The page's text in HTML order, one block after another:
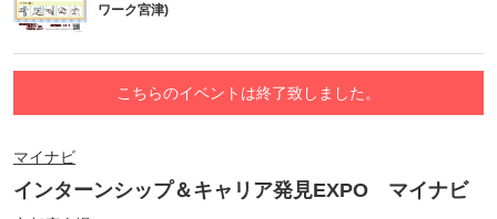
ワーク宮津)
こちらのイベントは終了致しました。
マイナビ
インターンシップ＆キャリア発見EXPO マイナビ